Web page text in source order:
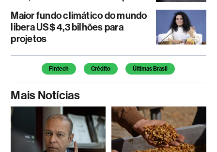
Maior fundo climático do mundo
libera US$ 4,3 bilhões para
projetos
Temas deste artigo
Fintech Crédito Últimas Brasil
Mais Notícias